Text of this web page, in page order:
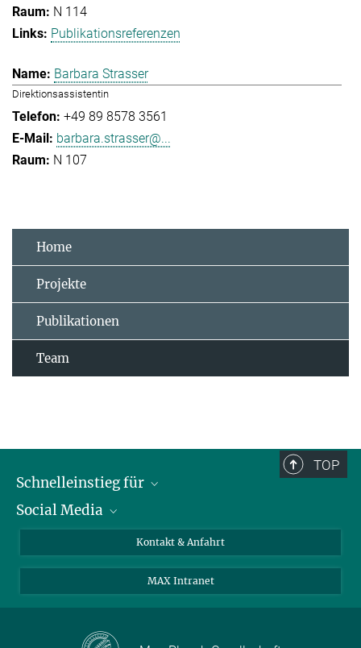
N 114
Publikationsreferenzen
Barbara Strasser
Direktionsassistentin
+49 89 8578 3561
barbara.strasser@...
N 107
Home
Projekte
Publikationen
Team
TOP
Schnelleinstieg für
Journalist*innen
Schüler*innen und Lehrkräfte
Social Media
LinkedIn
Facebook
Kontakt & Anfahrt
MAX Intranet